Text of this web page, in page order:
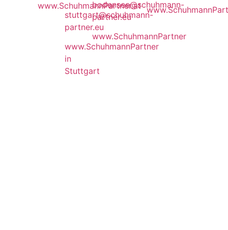
www.SchuhmannPartner.at
stuttgart@schuhmann-
partner.eu
www.SchuhmannPartner
in
Stuttgart
bodensee@schuhmann-
partner.eu
www.SchuhmannPartner